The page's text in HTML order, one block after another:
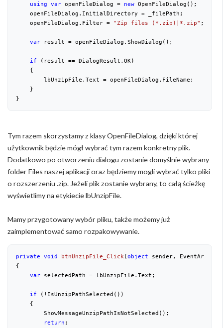
using var openFileDialog = new OpenFileDialog();
    openFileDialog.InitialDirectory = _filePath;
    openFileDialog.Filter =
"Zip files (*.zip)|*.zip" ;
var result = openFileDialog.ShowDialog();
if (result == DialogResult.OK)
    {
        lbUnzipFile.Text = openFileDialog.FileName;
    }
}
Tym razem skorzystamy z klasy OpenFileDialog, dzięki której
użytkownik będzie mógł wybrać tym razem konkretny plik.
Dodatkowo po otworzeniu dialogu zostanie domyślnie wybrany
folder Files naszej aplikacji oraz będziemy mogli wybrać tylko pliki
o rozszerzeniu .zip. Jeżeli plik zostanie wybrany, to całą ścieżkę
wyświetlimy na etykiecie lbUnzipFile.
Mamy przygotowany wybór pliku, także możemy już
zaimplementować samo rozpakowywanie.
private void btnUnzipFile_Click(object sender, EventArgs e
{
var selectedPath = lbUnzipFile.Text;
if (!IsUnzipPathSelected())
    {
        ShowMessageUnzipPathIsNotSelected();
return ;